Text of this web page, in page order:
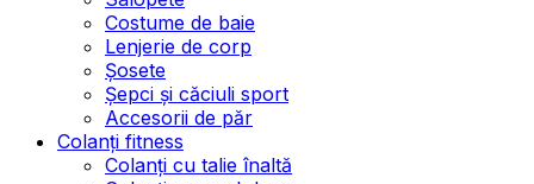
Costume de baie
Lenjerie de corp
Șosete
Șepci și căciuli sport
Accesorii de păr
Colanți fitness
Colanți cu talie înaltă